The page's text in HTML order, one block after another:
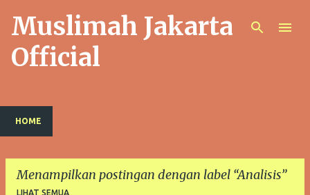
Langsung ke konten utama
Muslimah Jakarta
Official
HOME
Menampilkan postingan dengan label Analisis
LIHAT SEMUA